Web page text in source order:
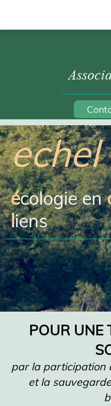
echel
écologie en
liens
POUR UNE
par la participation
et la